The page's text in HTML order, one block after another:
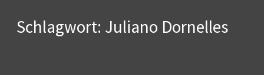
Schlagwort: Juliano Dornelles